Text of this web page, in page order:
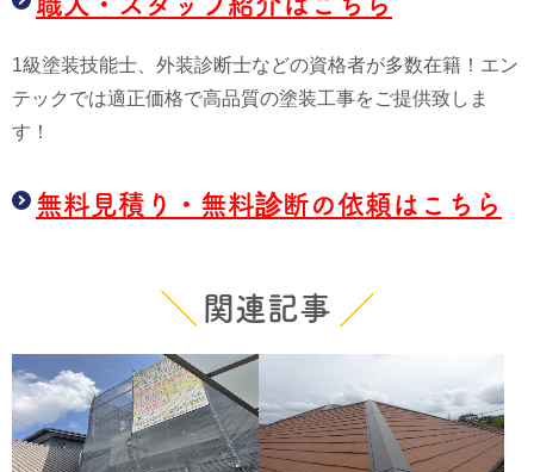
1級塗装技能士、外装診断士などの資格者が多数在籍！エン
テックでは適正価格で高品質の塗装工事をご提供致しま
す！
無料見積り・無料診断の依頼はこちら
関連記事